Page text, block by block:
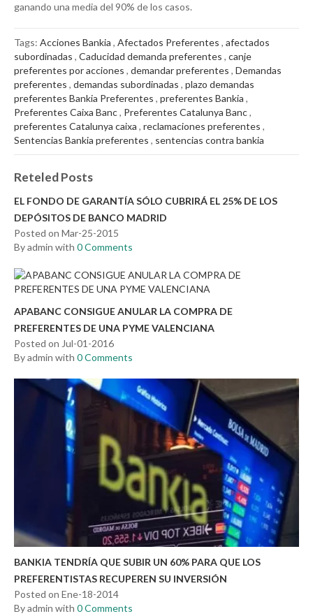
ganando una media del 90% de los casos.
Tags: Acciones Bankia , Afectados Preferentes , afectados
subordinadas , Caducidad demanda preferentes , canje
preferentes por acciones , demandar preferentes , Demandas
preferentes , demandas subordinadas , plazo demandas
preferentes Bankia Preferentes , preferentes Bankia ,
Preferentes Caixa Banc, Preferentes Catalunya Banc,
preferentes Catalunya caixa , reclamaciones preferentes ,
Sentencias Bankia preferentes , sentencias contra bankia
Reteled Posts
EL FONDO DE GARANTÍA SÓLO CUBRIRÁ EL 25% DE LOS
DEPÓSITOS DE BANCO MADRID
Posted on Mar-25-2015
By admin with 0 Comments
APABANC CONSIGUE ANULAR LA COMPRA DE
PREFERENTES DE UNA PYME VALENCIANA
Posted on Jul-01-2016
By admin with 0 Comments
BANKIA TENDRÍA QUE SUBIR UN 60% PARA QUE LOS
PREFERENTISTAS RECUPEREN SU INVERSIÓN
Posted on Ene-18-2014
By admin with 0 Comments